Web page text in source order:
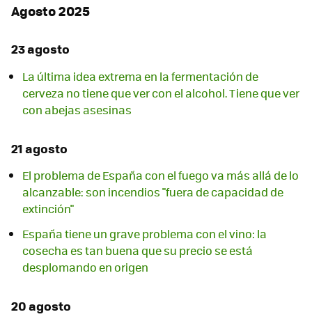
Agosto 2025
23 agosto
La última idea extrema en la fermentación de
cerveza no tiene que ver con el alcohol. Tiene que ver
con abejas asesinas
21 agosto
El problema de España con el fuego va más allá de lo
alcanzable: son incendios "fuera de capacidad de
extinción"
España tiene un grave problema con el vino: la
cosecha es tan buena que su precio se está
desplomando en origen
20 agosto